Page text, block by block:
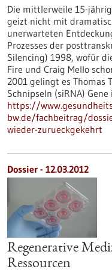
Die mittlerweile 15-
geizt nicht mit
unerwarteten
Prozesses der
Silencing) 1998, wofür
Fire und Craig Mello
2001 gelingt es Thomas
Schnipseln (siRNA)
https://
bw.de/fachbeitrag/
wieder-zurueckgekehrt
Dossier - 12.03.2012
Regenerative
Ressourcen